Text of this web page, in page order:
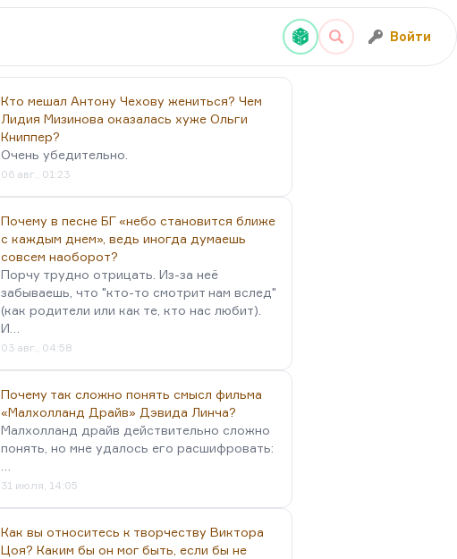
Войти
Кто мешал Антону Чехову жениться? Чем
Лидия Мизинова оказалась хуже Ольги
Книппер?
Очень убедительно.
06 авг., 01:23
Почему в песне БГ «небо становится ближе
с каждым днем», ведь иногда думаешь
совсем наоборот?
Порчу трудно отрицать. Из-за неё
забываешь, что "кто-то смотрит нам вслед"
(как родители или как те, кто нас любит).
И…
03 авг., 04:58
Почему так сложно понять смысл фильма
«Малхолланд Драйв» Дэвида Линча?
Малхолланд драйв действительно сложно
понять, но мне удалось его расшифровать:
31 июля, 14:05
Как вы относитесь к творчеству Виктора
Цоя? Каким бы он мог быть, если бы не